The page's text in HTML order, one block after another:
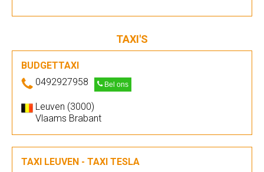
TAXI'S
BUDGETTAXI
0492927958
Bel ons
Leuven (3000)
Vlaams Brabant
TAXI LEUVEN - TAXI TESLA